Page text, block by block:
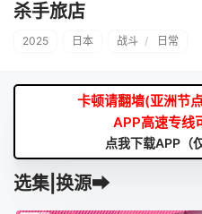
杀手旅店
2025 日本 战斗 / 日常
卡顿请翻墙(亚洲节
APP高速专线
点我下载APP（
选集|换源➡